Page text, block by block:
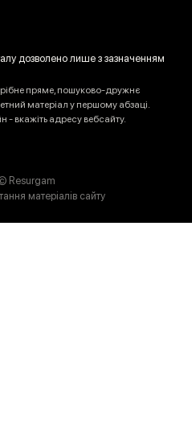
дозволено лише з зазначенням
пряме, пошуково-дружнє
матеріал у першому абзаці.
- вкажіть адресу вебсайту.
Resurgam
матеріалів сайту